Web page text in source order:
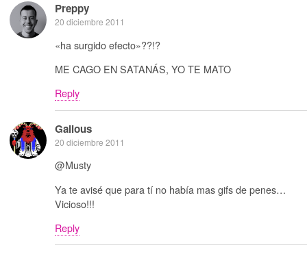
Preppy
20 diciembre 2011
«ha surgido efecto»??!?
ME CAGO EN SATANÁS, YO TE MATO
Reply
Galious
20 diciembre 2011
@Musty
Ya te avisé que para tí no había mas gifs de penes…
Vicioso!!!
Reply